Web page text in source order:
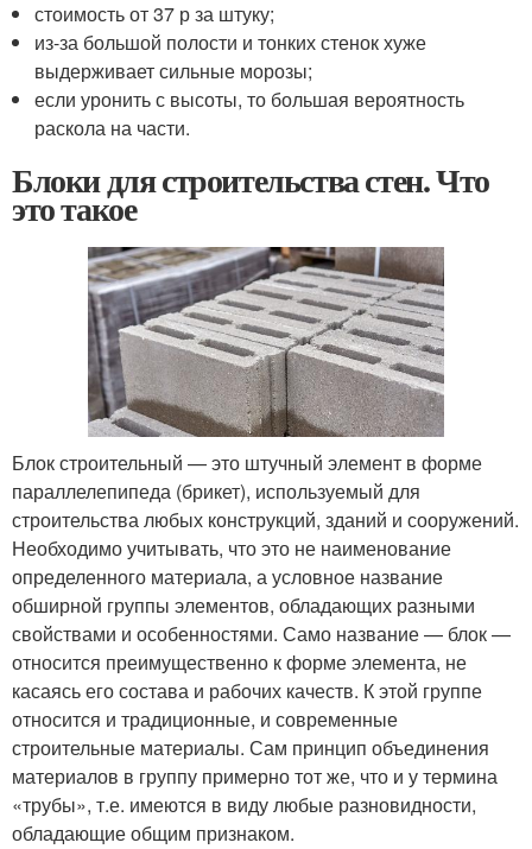
стоимость от 37 р за штуку;
из-за большой полости и тонких стенок хуже
выдерживает сильные морозы;
если уронить с высоты, то большая вероятность
раскола на части.
Блоки для строительства стен. Что
это такое
Блок строительный — это штучный элемент в форме
параллелепипеда (брикет), используемый для
строительства любых конструкций, зданий и сооружений.
Необходимо учитывать, что это не наименование
определенного материала, а условное название
обширной группы элементов, обладающих разными
свойствами и особенностями. Само название — блок —
относится преимущественно к форме элемента, не
касаясь его состава и рабочих качеств. К этой группе
относится и традиционные, и современные
строительные материалы. Сам принцип объединения
материалов в группу примерно тот же, что и у термина
«трубы», т.е. имеются в виду любые разновидности,
обладающие общим признаком.